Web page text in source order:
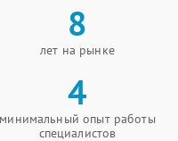
8
лет на рынке
4
минимальный опыт работы
специалистов